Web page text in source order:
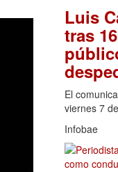
Luis
tras
El
viernes 7
Infobae